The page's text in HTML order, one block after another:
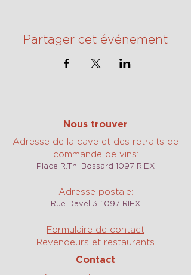
Partager cet événement
Nous trouver
Adresse de la cave et des retraits de
commande de vins:
Place R.Th. Bossard 1097 RIEX
Adresse postale:
Rue Davel 3, 1097 RIEX
Formulaire de contact
Revendeurs et restaurants
Contact